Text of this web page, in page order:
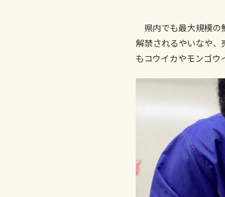
県内でも最大規模
解禁されるやいなや、
もコウイカやモンゴウ